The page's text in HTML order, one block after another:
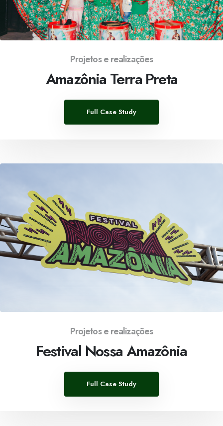
Projetos e realizações
Amazônia Terra Preta
Full Case Study
Projetos e realizações
Festival Nossa Amazônia
Full Case Study